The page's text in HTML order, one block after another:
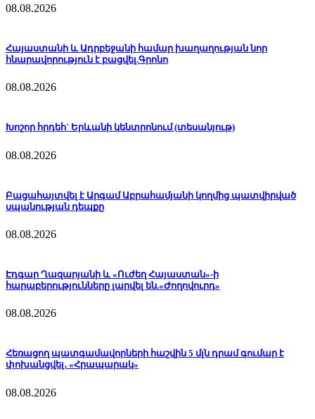
08.08.2026
Հայաստանի և Ադրբեջանի համար խաղաղության նոր
հնարավորություն է բացվել.Գրոնո
08.08.2026
Խոշոր հրդեհ` Երևանի կենտրոնում (տեսանյութ)
08.08.2026
Բացահայտվել է Արգամ Աբրահամյանի կողմից պատվիրված
սպանության դեպքը
08.08.2026
Էդգար Ղազարյանի և «Ուժեղ Հայաստան»-ի
հարաբերությունները լարվել են.«Ժողովուրդ»
08.08.2026
Հեռացող պատգամավորների հաշվին 5 մլն դրամ գումար է
փոխանցվել․ «Հրապարակ»
08.08.2026